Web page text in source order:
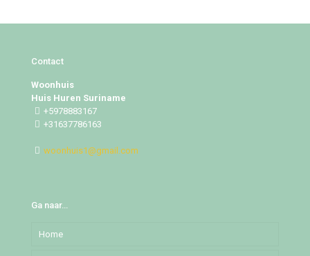
Contact
Woonhuis
Huis Huren Suriname
+5978883167
+31637786163
woonhuis1@gmail.com
Ga naar…
Home